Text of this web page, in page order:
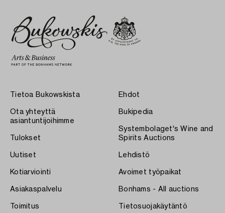
Tietoa Bukowskista
Ota yhteyttä
asiantuntijoihimme
Tulokset
Uutiset
Kotiarviointi
Asiakaspalvelu
Toimitus
Ehdot
Bukipedia
Systembolaget's Wine and
Spirits Auctions
Lehdistö
Avoimet työpaikat
Bonhams - All auctions
Tietosuojakäytäntö